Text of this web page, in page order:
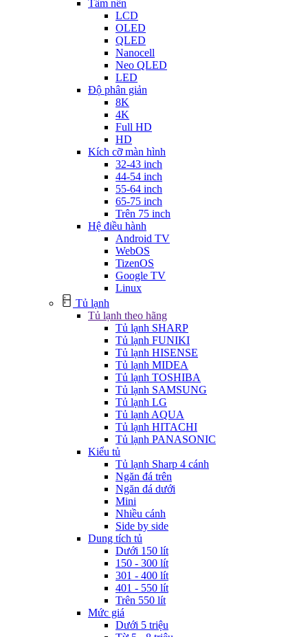
Tấm nền
LCD
OLED
QLED
Nanocell
Neo QLED
LED
Độ phân giản
8K
4K
Full HD
HD
Kích cỡ màn hình
32-43 inch
44-54 inch
55-64 inch
65-75 inch
Trên 75 inch
Hệ điều hành
Android TV
WebOS
TizenOS
Google TV
Linux
Tủ lạnh
Tủ lạnh theo hãng
Tủ lạnh SHARP
Tủ lạnh FUNIKI
Tủ lạnh HISENSE
Tủ lạnh MIDEA
Tủ lạnh TOSHIBA
Tủ lạnh SAMSUNG
Tủ lạnh LG
Tủ lạnh AQUA
Tủ lạnh HITACHI
Tủ lạnh PANASONIC
Kiểu tủ
Tủ lạnh Sharp 4 cánh
Ngăn đá trên
Ngăn đá dưới
Mini
Nhiều cánh
Side by side
Dung tích tủ
Dưới 150 lít
150 - 300 lít
301 - 400 lít
401 - 550 lít
Trên 550 lít
Mức giá
Dưới 5 triệu